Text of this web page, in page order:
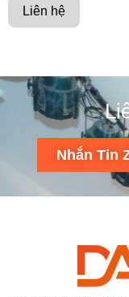
Liên hệ
Nhắn Tin